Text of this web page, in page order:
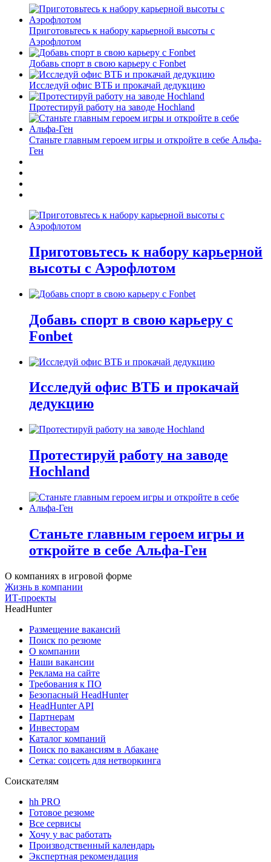
Приготовьтесь к набору карьерной высоты с
Аэрофлотом
Добавь спорт в свою карьеру с Fonbet
Исследуй офис ВТБ и прокачай дедукцию
Протестируй работу на заводе Hochland
Станьте главным героем игры и откройте в себе Альфа-
Ген
Приготовьтесь к набору карьерной
высоты с Аэрофлотом
Добавь спорт в свою карьеру с
Fonbet
Исследуй офис ВТБ и прокачай
дедукцию
Протестируй работу на заводе
Hochland
Станьте главным героем игры и
откройте в себе Альфа-Ген
О компаниях в игровой форме
Жизнь в компании
ИТ-проекты
HeadHunter
Размещение вакансий
Поиск по резюме
О компании
Наши вакансии
Реклама на сайте
Требования к ПО
Безопасный HeadHunter
HeadHunter API
Партнерам
Инвесторам
Каталог компаний
Поиск по вакансиям в Абакане
Сетка: соцсеть для нетворкинга
Соискателям
hh PRO
Готовое резюме
Все сервисы
Хочу у вас работать
Производственный календарь
Экспертная рекомендация